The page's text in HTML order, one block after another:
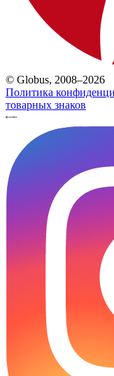
© Globus, 2008–2026
Политика
товарных знаков